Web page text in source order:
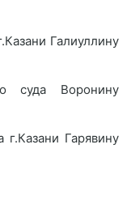
Галиуллину
суда Воронину
г.Казани Гарявину